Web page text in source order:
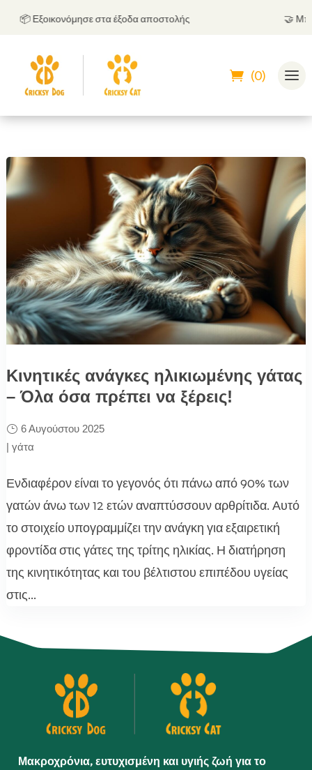
📦 Εξοικονόμησε στα έξοδα αποστολής
(0)
Κινητικές ανάγκες ηλικιωμένης γάτας
– Όλα όσα πρέπει να ξέρεις!
6 Αυγούστου 2025
| γάτα
Ενδιαφέρον είναι το γεγονός ότι πάνω από 90% των
γατών άνω των 12 ετών αναπτύσσουν αρθρίτιδα. Αυτό
το στοιχείο υπογραμμίζει την ανάγκη για εξαιρετική
φροντίδα στις γάτες της τρίτης ηλικίας. Η διατήρηση
της κινητικότητας και του βέλτιστου επιπέδου υγείας
στις...
Μακροχρόνια, ευτυχισμένη και υγιής ζωή για το